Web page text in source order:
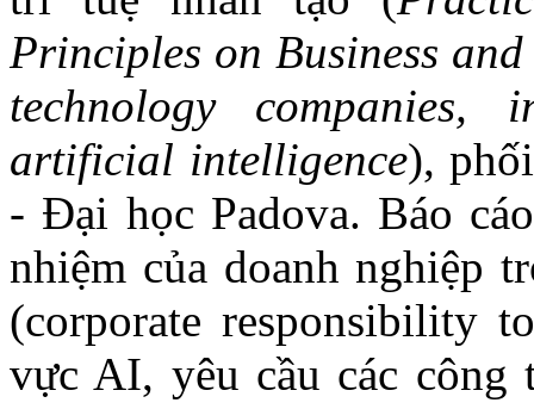
Principles on Business
technology
artificial intelligence),
- Đại học Padova. Báo
nhiệm của doanh nghiệp
(corporate responsibility
vực AI, yêu cầu các công